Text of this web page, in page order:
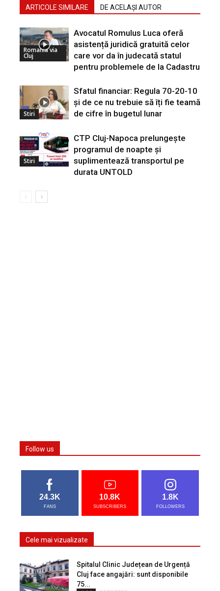
ARTICOLE SIMILARE DE ACELAȘI AUTOR
Romania via
Cluj
Avocatul Romulus Luca oferă
asistență juridică gratuită celor
care vor da în judecată statul
pentru problemele de la Cadastru
Stiri
Sfatul financiar: Regula 70-20-10
și de ce nu trebuie să îți fie teamă
de cifre în bugetul lunar
Stiri
CTP Cluj-Napoca prelungește
programul de noapte și
suplimentează transportul pe
durata UNTOLD
Follow us
24.3K
FANS
10.8K
SUBSCRIBERS
1.8K
FOLLOWERS
Cele mai vizualizate
Spitalul Clinic Județean de Urgență
Cluj face angajări: sunt disponibile
75...